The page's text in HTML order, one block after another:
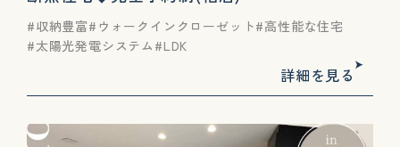
収納豊富 ウォークインクローゼット
高性能な住宅
太陽光発電システム
LDK
詳細を見る